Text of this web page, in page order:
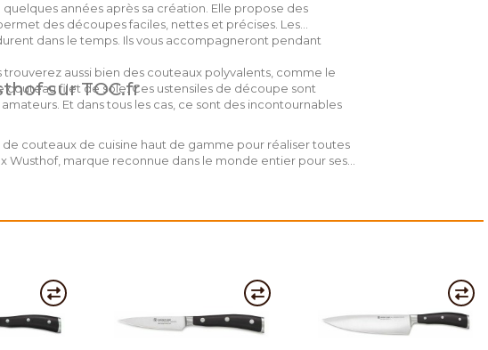
années après sa création. Elle propose des
des découpes faciles, nettes et précises. Les
dans le temps. Ils vous accompagneront pendant
aussi bien des couteaux polyvalents, comme le
filet de sole. Ces ustensiles de découpe sont
Et dans tous les cas, ce sont des incontournables
sur TOC.fr
couteaux de cuisine haut de gamme pour réaliser toutes
Wusthof, marque reconnue dans le monde entier pour ses
d’un savoir-faire unique et d’une forte histoire familiale. La
gammes de qualité supérieure.
Santoku, couteau filet de sole ou encore à désosser. Vous
couteau Wusthof les yeux fermés, vous ne serez pas déçu !